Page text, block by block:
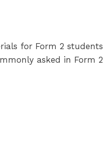
for Form 2
asked in Form